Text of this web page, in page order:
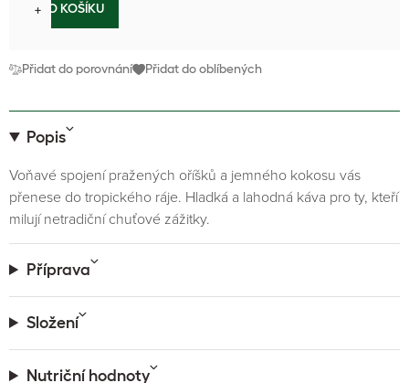
−
+DO KOŠÍKU
Přidat do porovnání Přidat do oblíbených
Popis
Voňavé spojení pražených oříšků a jemného kokosu vás
přenese do tropického ráje. Hladká a lahodná káva pro ty, kteří
milují netradiční chuťové zážitky.
Příprava
Složení
Nutriční hodnoty